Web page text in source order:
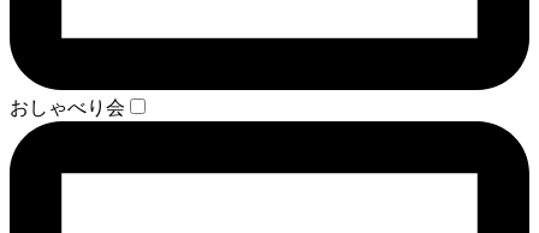
おしゃべり会